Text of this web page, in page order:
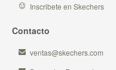
Inscribete en Skechers
Contacto
ventas@skechers.com